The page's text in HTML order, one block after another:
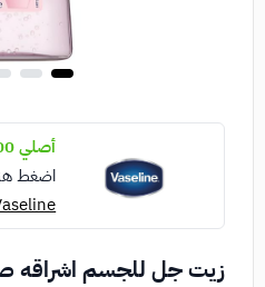
أصلي 100%
اضغط
زيت جل للجسم اشراقه